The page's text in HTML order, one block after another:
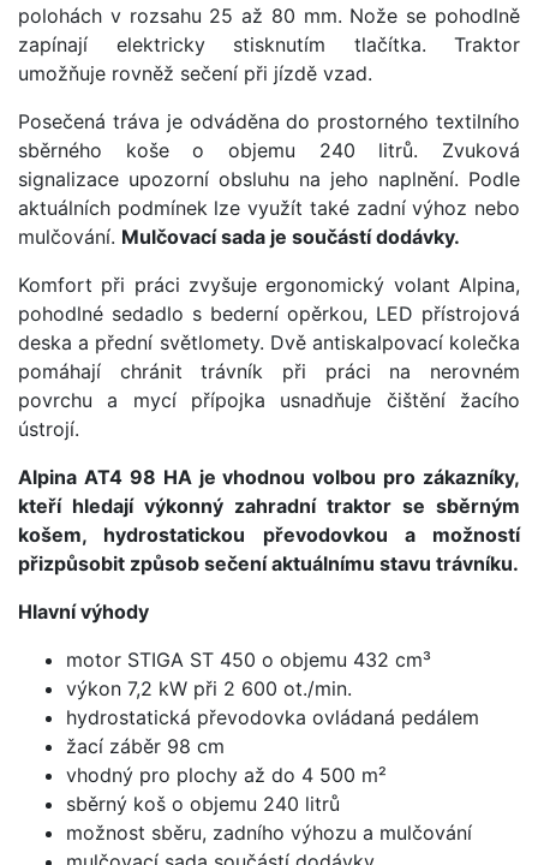
polohách v rozsahu 25 až 80 mm. Nože se pohodlně
zapínají elektricky stisknutím tlačítka. Traktor
umožňuje rovněž sečení při jízdě vzad.
Posečená tráva je odváděna do prostorného textilního
sběrného koše o objemu 240 litrů. Zvuková
signalizace upozorní obsluhu na jeho naplnění. Podle
aktuálních podmínek lze využít také zadní výhoz nebo
mulčování. Mulčovací sada je součástí dodávky.
Komfort při práci zvyšuje ergonomický volant Alpina,
pohodlné sedadlo s bederní opěrkou, LED přístrojová
deska a přední světlomety. Dvě antiskalpovací kolečka
pomáhají chránit trávník při práci na nerovném
povrchu a mycí přípojka usnadňuje čištění žacího
ústrojí.
Alpina AT4 98 HA je vhodnou volbou pro zákazníky,
kteří hledají výkonný zahradní traktor se sběrným
košem, hydrostatickou převodovkou a možností
přizpůsobit způsob sečení aktuálnímu stavu trávníku.
Hlavní výhody
motor STIGA ST 450 o objemu 432 cm³
výkon 7,2 kW při 2 600 ot./min.
hydrostatická převodovka ovládaná pedálem
žací záběr 98 cm
vhodný pro plochy až do 4 500 m²
sběrný koš o objemu 240 litrů
možnost sběru, zadního výhozu a mulčování